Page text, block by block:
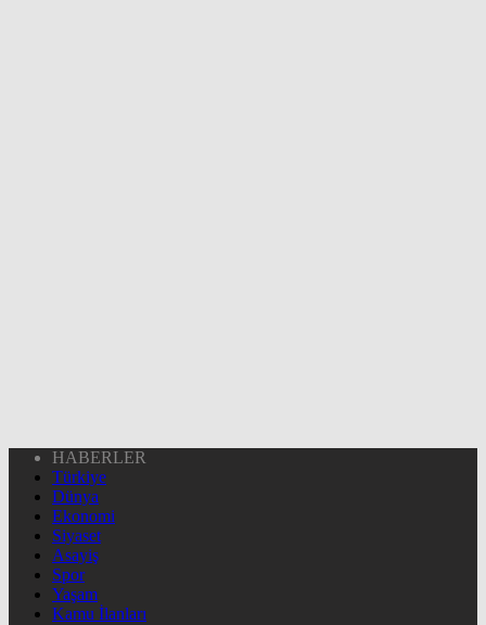
HABERLER
Türkiye
Dünya
Ekonomi
Siyaset
Asayiş
Spor
Yaşam
Kamu İlanları